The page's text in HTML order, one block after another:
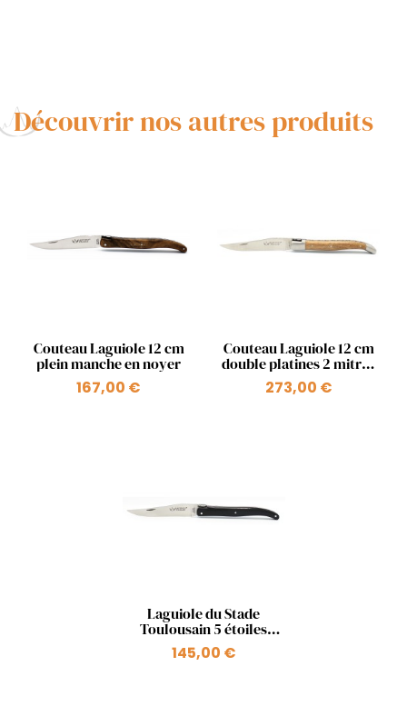
Découvrir nos autres produits
Aperçu rapide
Couteau Laguiole 12 cm
plein manche en noyer
167,00 €
Aperçu rapide
Couteau Laguiole 12 cm
double platines 2 mitres
en noyer
273,00 €
Aperçu rapide
Laguiole du Stade
Toulousain 5 étoiles
12cm Plein manche en
G10 noir
145,00 €